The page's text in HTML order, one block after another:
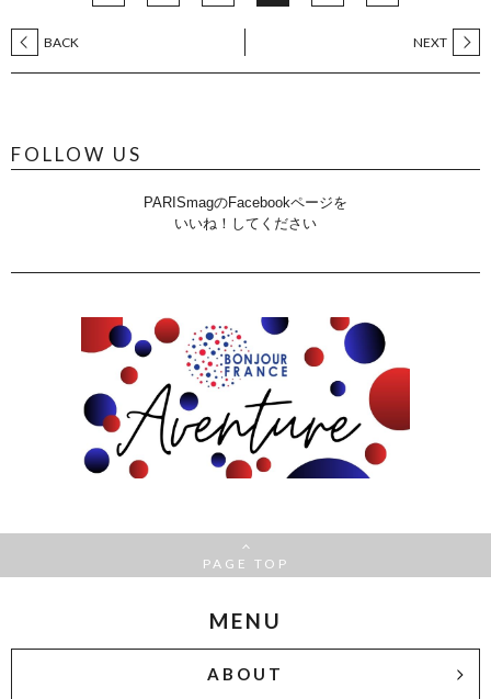
BACK NEXT
FOLLOW US
PARISmagのFacebookページを
いいね！してください
PAGE TOP
MENU
ABOUT